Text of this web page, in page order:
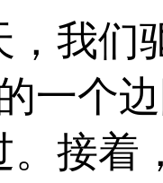
，我们
一个
。接着